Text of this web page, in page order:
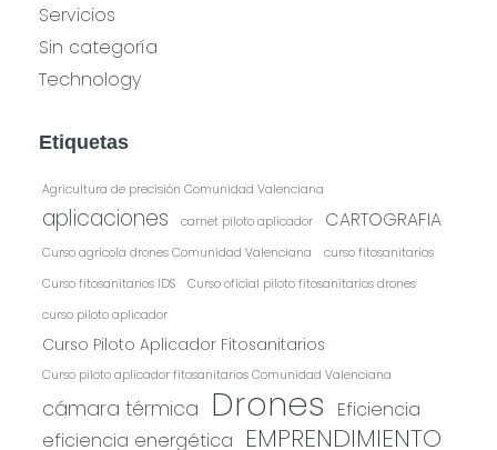
Servicios
Sin categoría
Technology
Etiquetas
Agricultura de precisión Comunidad Valenciana
aplicaciones carnet piloto aplicador CARTOGRAFIA
Curso agrícola drones Comunidad Valenciana
curso fitosanitarios
Curso fitosanitarios IDS
Curso oficial piloto fitosanitarios drones
curso piloto aplicador
Curso Piloto Aplicador Fitosanitarios
Curso piloto aplicador fitosanitarios Comunidad Valenciana
cámara térmica Drones
Eficiencia
eficiencia energética
EMPRENDIMIENTO